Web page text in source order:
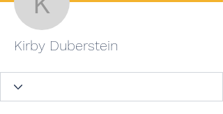
Kirby Duberstein
Kirby Duberstein